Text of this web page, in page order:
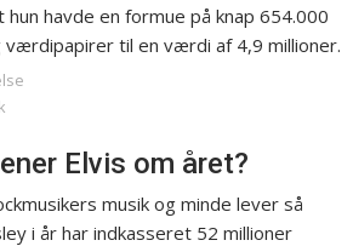
havde en formue på knap 654.000
til en værdi af 4,9 millioner.
Elvis om året?
musik og minde lever så
i år har indkasseret 52 millioner